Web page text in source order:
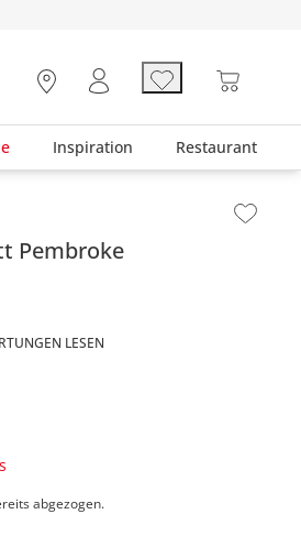
Inspiration Restaurant
- Zum Seitenende
Pembroke
LESEN
abgezogen.